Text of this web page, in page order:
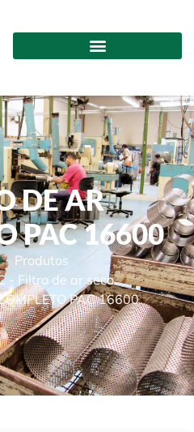
DE AR
PAC 16600
Produtos
- Filtro de ar seco
PAC 16600